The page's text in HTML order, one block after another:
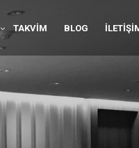
TAKVIM BLOG